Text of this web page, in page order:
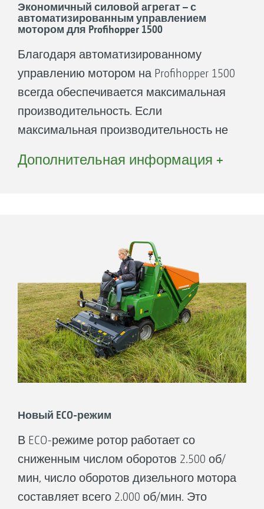
Экономичный силовой агрегат – с
автоматизированным управлением
мотором для Profihopper 1500
Благодаря автоматизированному
управлению мотором на Profihopper 1500
всегда обеспечивается максимальная
производительность. Если
максимальная производительность не
эффективном и экономном режиме.
рабочий режим и новый ECO-режим.
Ваши преимущества:
Оптимизация расхода топлива при
оптимальном использовании
производительности.
Прирост производительности 45% на
высокой траве (по сравнению с
Дополнительная информация +
Новый ECO-режим
В ECO-режиме ротор работает со
сниженным числом оборотов 2.500 об/
мин, число оборотов дизельного мотора
составляет всего 2.000 об/мин. Это